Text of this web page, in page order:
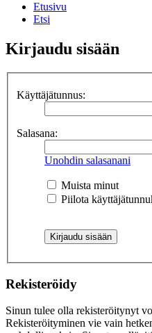
Etusivu
Etsi
Kirjaudu sisään
Käyttäjätunnus:
Salasana:
Unohdin salasanani
Muista minut
Piilota
Rekisteröidy
Sinun tulee olla rekisteröitynyt
Rekisteröityminen vie vain